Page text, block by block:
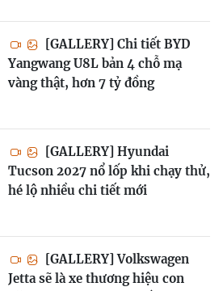
[GALLERY] Chi tiết BYD
Yangwang U8L bản 4 chỗ mạ
vàng thật, hơn 7 tỷ đồng
[GALLERY] Hyundai
Tucson 2027 nổ lốp khi chạy thử,
hé lộ nhiều chi tiết mới
[GALLERY] Volkswagen
Jetta sẽ là xe thương hiệu con